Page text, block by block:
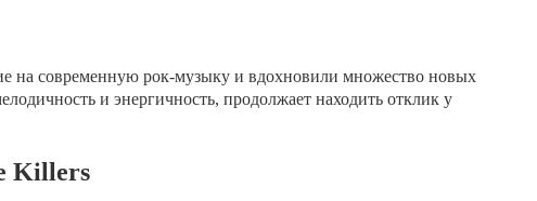
на современную рок-музыку и вдохновили множество новых
и энергичность, продолжает находить отклик у
Killers